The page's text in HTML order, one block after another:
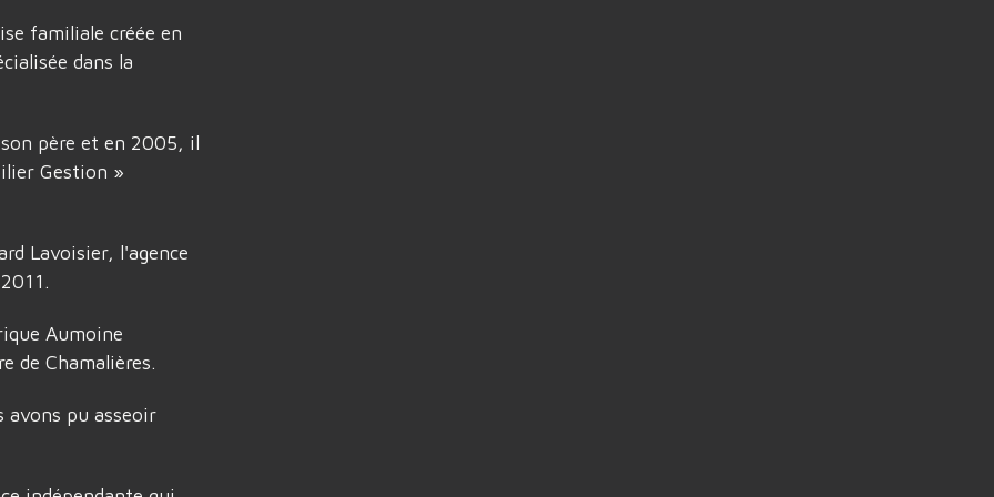
familiale créée en
dans la
père et en 2005, il
Gestion »
Lavoisier, l'agence
Aumoine
de Chamalières.
avons pu asseoir